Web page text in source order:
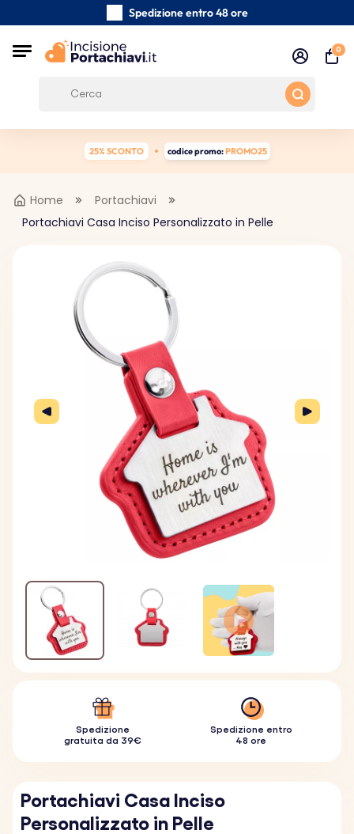
Spedizione entro 48 ore
Recensioni dei clienti:
0
25% SCONTO codice promo:PROMO25
Home
Portachiavi
Portachiavi Casa Inciso Personalizzato in Pelle
Spedizione
gratuita da 39€
Spedizione entro
48 ore
Portachiavi Casa Inciso
Personalizzato in Pelle